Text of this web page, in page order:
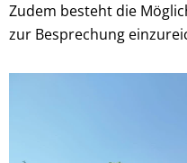
Zudem besteht die
zur Besprechung